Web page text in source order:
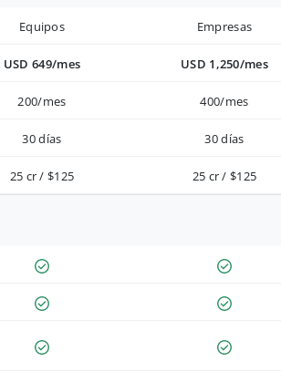
Equipos Empresas
USD 649/mes USD 1,250/mes
200/mes 400/mes
30 días 30 días
25 cr / $125 25 cr / $125